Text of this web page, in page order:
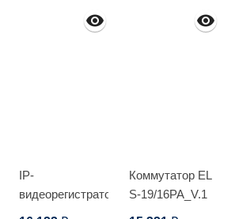
IP-
видеорегистратор
Коммутатор EL
S-19/16PA_V.1